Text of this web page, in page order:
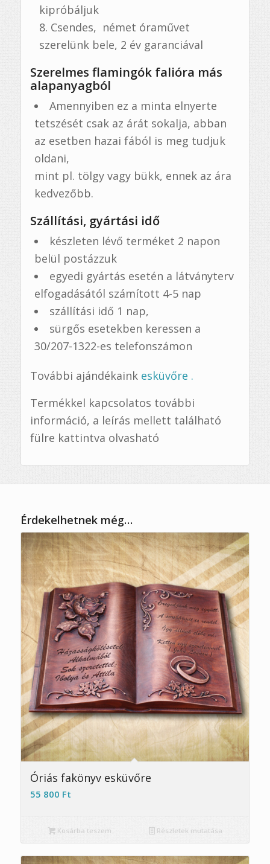
kipróbáljuk
Csendes, német óraművet
szerelünk bele, 2 év garanciával
Szerelmes flamingók falióra más
alapanyagból
Amennyiben ez a minta elnyerte
tetszését csak az árát sokalja, abban
az esetben hazai fából is meg tudjuk
oldani,
mint pl. tölgy vagy bükk, ennek az ára
kedvezőbb.
Szállítási, gyártási idő
készleten lévő terméket 2 napon
belül postázzuk
egyedi gyártás esetén a látványterv
elfogadásától számított 4-5 nap
szállítási idő 1 nap,
sürgős esetekben keressen a
30/207-1322-es telefonszámon
További ajándékaink esküvőre .
Termékkel kapcsolatos további
információ, a leírás mellett található
fülre kattintva olvasható
Érdekelhetnek még…
5.00
Óriás fakönyv esküvőre
55 800 Ft
Kosárba teszem Részletek mutatása